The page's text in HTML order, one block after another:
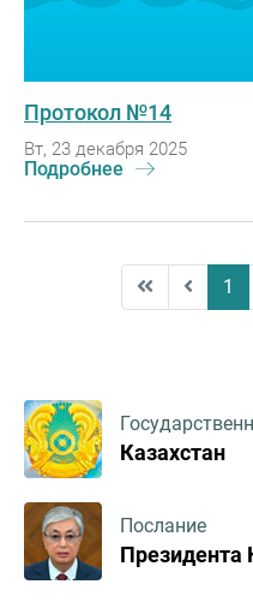
Протокол №14
Вт, 23 декабря 2025
Подробнее
1
Казахстан
Послание
Президента